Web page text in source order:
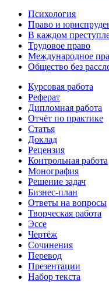
Психология
Право и
В каждом
Трудовое право
Международное
Общество без
Курсовая работа
Реферат
Дипломная работа
Отчёт по практике
Статья
Доклад
Рецензия
Контрольная работа
Монография
Решение задач
Бизнес-план
Ответы на вопросы
Творческая работа
Эссе
Чертёж
Сочинения
Перевод
Презентации
Набор текста